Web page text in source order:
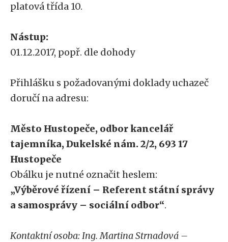
platová třída 10.
Nástup:
01.12.2017, popř. dle dohody
Přihlášku s požadovanými doklady uchazeč
doručí na adresu:
Město Hustopeče, odbor kancelář
tajemníka, Dukelské nám. 2/2, 693 17
Hustopeče
Obálku je nutné označit heslem:
„Výběrové řízení – Referent státní správy
a samosprávy – sociální odbor“.
Kontaktní osoba: Ing. Martina Strnadová –